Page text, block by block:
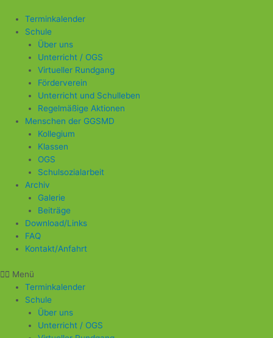
Inhalt
springen
Terminkalender
Schule
Über uns
Unterricht / OGS
Virtueller Rundgang
Förderverein
Unterricht und Schulleben
Regelmäßige Aktionen
Menschen der GGSMD
Kollegium
Klassen
OGS
Schulsozialarbeit
Archiv
Galerie
Beiträge
Download/Links
FAQ
Kontakt/Anfahrt
Menü
Terminkalender
Schule
Über uns
Unterricht / OGS